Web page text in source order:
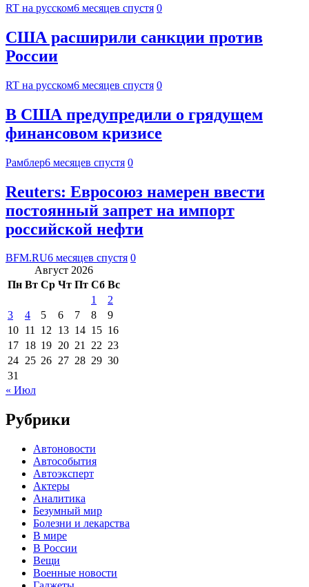
RT на русском6 месяцев спустя 0
США расширили санкции против
России
RT на русском6 месяцев спустя 0
В США предупредили о грядущем
финансовом кризисе
Рамблер6 месяцев спустя 0
Reuters: Евросоюз намерен ввести
постоянный запрет на импорт
российской нефти
BFM.RU6 месяцев спустя 0
Август 2026
Пн Вт Ср Чт Пт Сб Вс
1
2
3
4 5 6 7 8
9
10 11 12 13 14 15 16
17 18 19 20 21 22 23
24 25 26 27 28 29 30
31
« Июл
Рубрики
Автоновости
Автособытия
Автоэксперт
Актеры
Аналитика
Безумный мир
Болезни и лекарства
В мире
В России
Вещи
Военные новости